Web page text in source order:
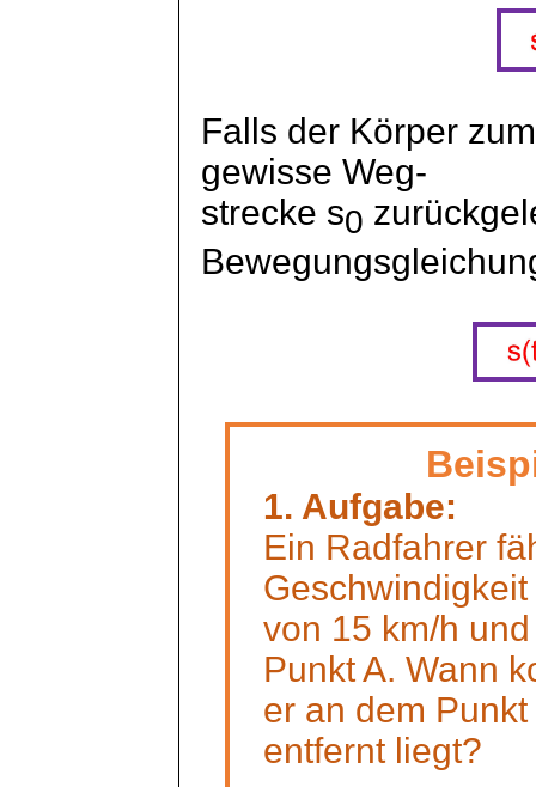
Falls der Körper
gewisse Weg-
strecke s0
1. Aufgabe:
Ein Radfahrer
Geschwindigkeit
von 15 km/h
Punkt A. Wann
er an dem
entfernt liegt?